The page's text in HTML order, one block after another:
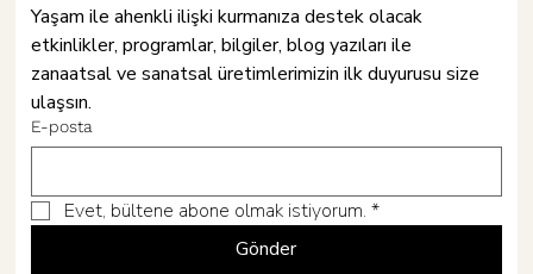
Hâne
Yaşam ile ahenkli ilişki kurmanıza destek olacak
etkinlikler, programlar, bilgiler, blog yazıları ile
zanaatsal ve sanatsal üretimlerimizin ilk duyurusu size
ulaşsın.
E-posta
Evet, bültene abone olmak istiyorum. *
Gönder